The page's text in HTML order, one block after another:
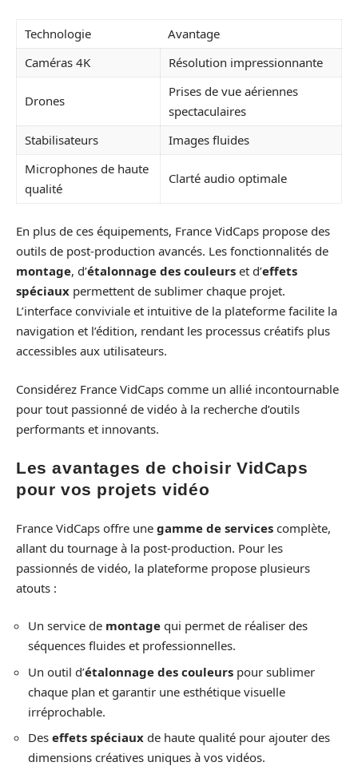
Technologie
Avantage
Caméras 4K
Résolution impressionnante
Drones
Prises de vue aériennes
spectaculaires
Stabilisateurs
Images fluides
Microphones de haute
qualité
Clarté audio optimale
En plus de ces équipements, France VidCaps propose des
outils de post-production avancés. Les fonctionnalités de
montage, d’étalonnage des couleurs et d’effets
spéciaux permettent de sublimer chaque projet.
L’interface conviviale et intuitive de la plateforme facilite la
navigation et l’édition, rendant les processus créatifs plus
accessibles aux utilisateurs.
Considérez France VidCaps comme un allié incontournable
pour tout passionné de vidéo à la recherche d’outils
performants et innovants.
Les avantages de choisir VidCaps
pour vos projets vidéo
France VidCaps offre une gamme de services complète,
allant du tournage à la post-production. Pour les
passionnés de vidéo, la plateforme propose plusieurs
atouts :
Un service de montage qui permet de réaliser des
séquences fluides et professionnelles.
Un outil d’étalonnage des couleurs pour sublimer
chaque plan et garantir une esthétique visuelle
irréprochable.
Des effets spéciaux de haute qualité pour ajouter des
dimensions créatives uniques à vos vidéos.